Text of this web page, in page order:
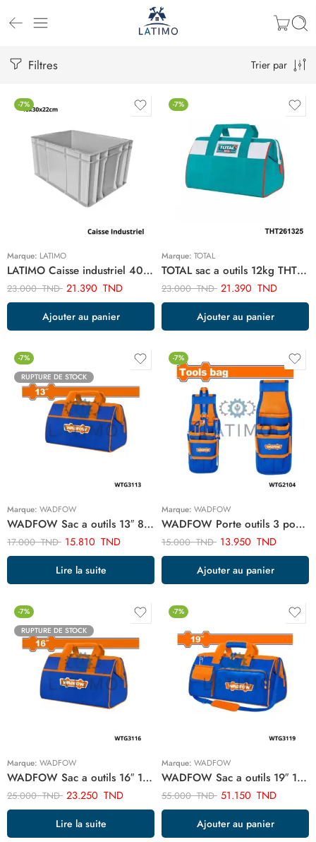
Filtres Trier par
-7%
Marque: LATIMO
LATIMO Caisse industriel 40x30x22cm c3 ART03531
23.000TND 21.390 TND
Ajouter au panier
-7%
Marque: TOTAL
TOTAL sac a outils 12kg THT261325
23.000TND 21.390 TND
Ajouter au panier
-7%
RUPTURE DE STOCK
Marque: WADFOW
WADFOW Sac a outils 13″ 8KG WTG3113
17.000TND 15.810 TND
Lire la suite
-7%
Marque: WADFOW
WADFOW Porte outils 3 poches WTG2104
15.000TND 13.950 TND
Ajouter au panier
-7%
RUPTURE DE STOCK
Marque: WADFOW
WADFOW Sac a outils 16″ 12KG WTG3116
25.000TND 23.250 TND
Lire la suite
-7%
Marque: WADFOW
WADFOW Sac a outils 19″ 12KG WTG3119
55.000TND 51.150 TND
Ajouter au panier